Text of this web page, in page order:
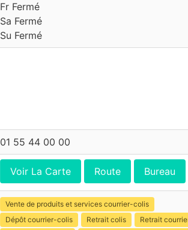
Fr Fermé
Sa Fermé
Su Fermé
01 55 44 00 00
Voir La Carte Route Bureau
Vente de produits et services courrier-colis
Dépôt courrier-colis
Retrait colis
Retrait